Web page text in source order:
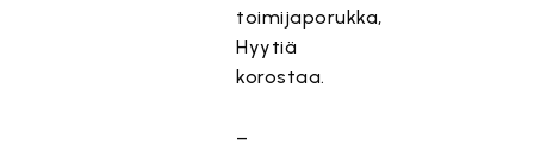
toimijaporukka,
Hyytiä
korostaa.
–